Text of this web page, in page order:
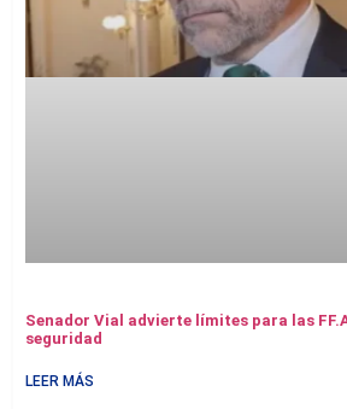
Senador Vial advierte límites para las
seguridad
LEER MÁS